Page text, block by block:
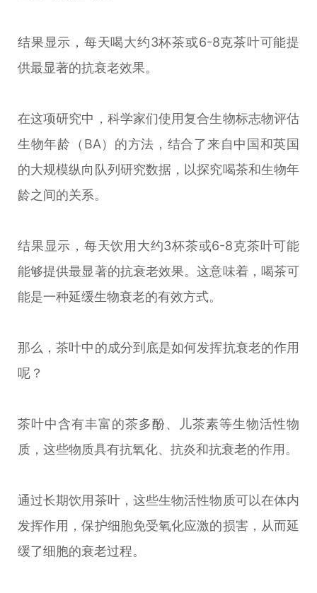
结果显示，每天喝大约3杯茶或6-8克茶叶可能提
供最显著的抗衰老效果。
在这项研究中，科学家们使用复合生物标志物评估
生物年龄（BA）的方法，结合了来自中国和英国
的大规模纵向队列研究数据，以探究喝茶和生物年
龄之间的关系。
结果显示，每天饮用大约3杯茶或6-8克茶叶可能
能够提供最显著的抗衰老效果。这意味着，喝茶可
能是一种延缓生物衰老的有效方式。
那么，茶叶中的成分到底是如何发挥抗衰老的作用
呢？
茶叶中含有丰富的茶多酚、儿茶素等生物活性物
质，这些物质具有抗氧化、抗炎和抗衰老的作用。
通过长期饮用茶叶，这些生物活性物质可以在体内
发挥作用，保护细胞免受氧化应激的损害，从而延
缓了细胞的衰老过程。